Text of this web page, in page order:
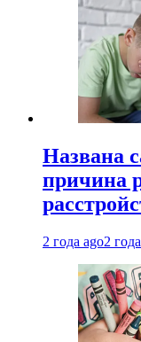
Названа
причина
2 года ago2